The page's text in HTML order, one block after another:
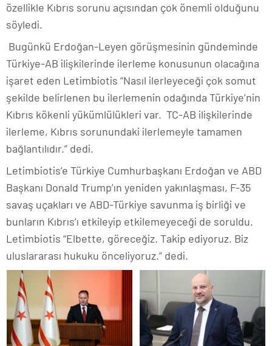
özellikle Kıbrıs sorunu açısından çok önemli olduğunu
söyledi.
Bugünkü Erdoğan-Leyen görüşmesinin gündeminde
Türkiye-AB ilişkilerinde ilerleme konusunun olacağına
işaret eden Letimbiotis “Nasıl ilerleyeceği çok somut
şekilde belirlenen bu ilerlemenin odağında Türkiye’nin
Kıbrıs kökenli yükümlülükleri var. TC-AB ilişkilerinde
ilerleme, Kıbrıs sorunundaki ilerlemeyle tamamen
bağlantılıdır.” dedi.
Letimbiotis’e Türkiye Cumhurbaşkanı Erdoğan ve ABD
Başkanı Donald Trump’ın yeniden yakınlaşması, F-35
savaş uçakları ve ABD-Türkiye savunma iş birliği ve
bunların Kıbrıs’ı etkileyip etkilemeyeceği de soruldu.
Letimbiotis “Elbette, göreceğiz. Takip ediyoruz. Biz
uluslararası hukuku önceliyoruz.” dedi.